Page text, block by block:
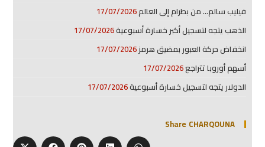
فيليب سالم… من بطرام إلى العالم17/07/2026
الذهب يتجه لتسجيل أكبر خسارة أسبوعية17/07/2026
انخفاض حركة العبور بمضيق هرمز17/07/2026
أسهم أوروبا تتراجع17/07/2026
الدولار يتجه لتسجيل خسارة أسبوعية17/07/2026
Share CHARQOUNA